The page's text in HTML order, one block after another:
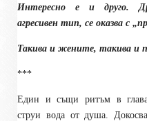
Интересно е и друго.
агресивен тип, се оказва с
Такива и жените, такива и
***
Един и същи ритъм в
струи вода от душа.